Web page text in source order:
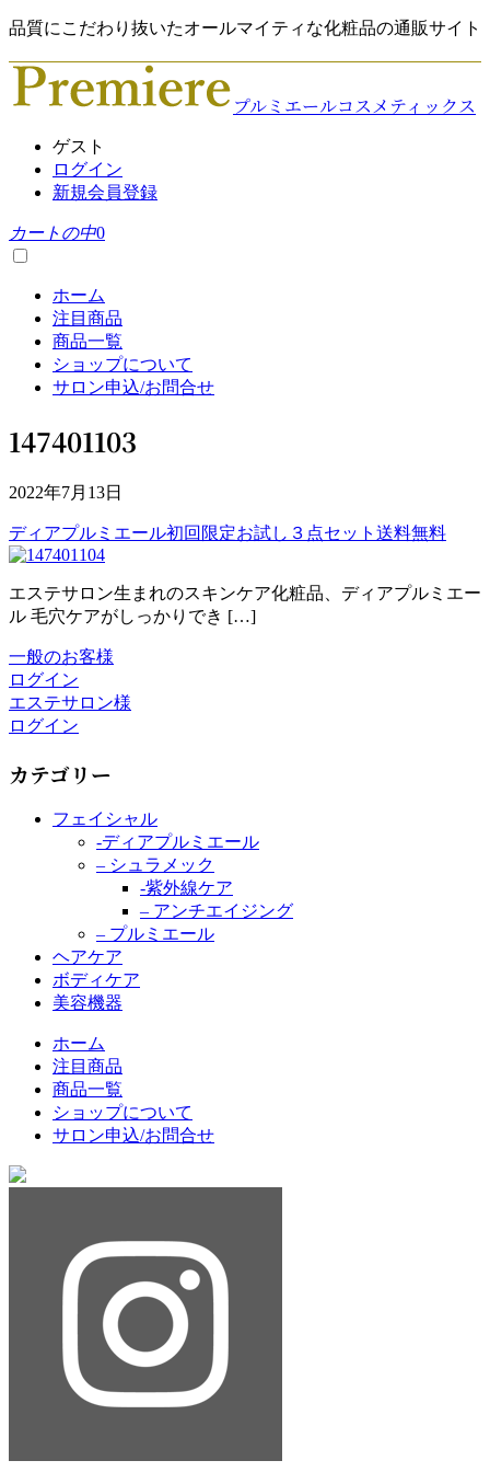
品質にこだわり抜いたオールマイティな化粧品の通販サイト
プルミエールコスメティックス
ゲスト
ログイン
新規会員登録
カートの中0
ホーム
注目商品
商品一覧
ショップについて
サロン申込/お問合せ
147401103
2022年7月13日
ディアプルミエール初回限定お試し３点セット送料無料
エステサロン生まれのスキンケア化粧品、ディアプルミエー
ル 毛穴ケアがしっかりでき […]
一般のお客様
ログイン
エステサロン様
ログイン
カテゴリー
フェイシャル
-ディアプルミエール
– シュラメック
-紫外線ケア
– アンチエイジング
– プルミエール
ヘアケア
ボディケア
美容機器
ホーム
注目商品
商品一覧
ショップについて
サロン申込/お問合せ